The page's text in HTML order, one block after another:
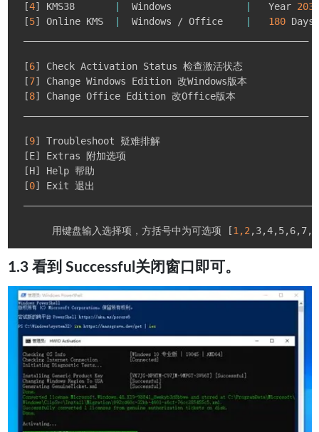
[4] KMS38
  Windows
   Year
2038
[5] Online KMS
  Windows / Office
180 Days
[6]
Check Activation Status 检查激活状态
[7]
Change Windows Edition 改Windows版本
[8]
Change Office Edition 改Office版本
[9]
Troubleshoot 疑难排解
[E]
Extras 附加选项
[H]
Help 帮助
[0]
Exit 退出
      用键盘输入选择项，方括号中为可选项
[1,2
1.3 看到 Successful关闭窗口即可。